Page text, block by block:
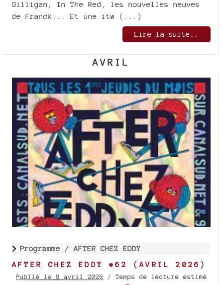
Gilligan, In The Red, les nouvelles neuves
de Franck... Et une itw (...)
Lire la suite..
AVRIL
Programme / AFTER CHEZ EDDY
AFTER CHEZ EDDY #62 (AVRIL 2026)
Publié le 8 avril 2026 / Temps de lecture estimé